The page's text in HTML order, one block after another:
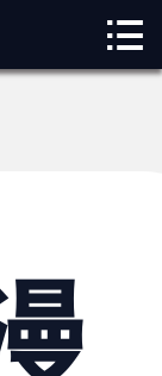
色图鉴
容服务
